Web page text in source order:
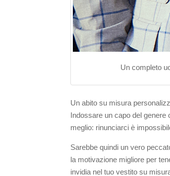
Un completo
Un abito su misura
Indossare un capo del genere
meglio: rinunciarci è
Sarebbe quindi un vero
la motivazione migliore per
invidia nel tuo vestito su